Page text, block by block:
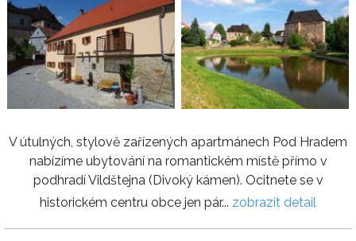
V útulných, stylově zařízených apartmánech Pod Hradem
nabízíme ubytování na romantickém místě přímo v
podhradí Vildštejna (Divoký kámen). Ocitnete se v
historickém centru obce jen pár... zobrazit detail